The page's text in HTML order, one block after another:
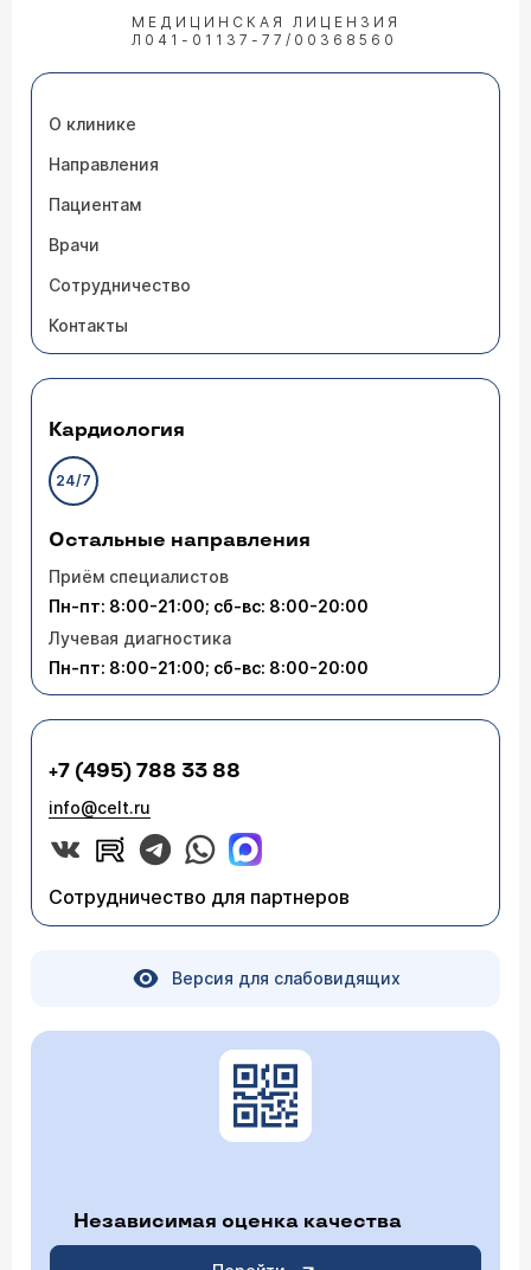
МЕДИЦИНСКАЯ ЛИЦЕНЗИЯ
Л041-01137-77/00368560
О клинике
Направления
Пациентам
Врачи
Сотрудничество
Контакты
Кардиология
24/7
Остальные направления
Приём специалистов
Пн-пт: 8:00-21:00; сб-вс: 8:00-20:00
Лучевая диагностика
Пн-пт: 8:00-21:00; сб-вс: 8:00-20:00
+7 (495) 788 33 88
info@celt.ru
Сотрудничество для партнеров
Версия для слабовидящих
Независимая оценка качества